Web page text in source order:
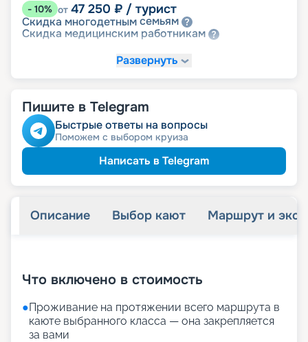
- 10% от 47 250 ₽ / турист
Скидка многодетнымсемьям
Скидка медицинским работникам
Развернуть
Пишите в Telegram
Быстрые ответы на вопросы
Поможем с выбором круиза
Написать в Telegram
Описание Выбор кают Маршрут и
Что включено в стоимость
●Проживание на протяжении всего маршрута в
каюте выбранного класса — она закрепляется
за вами